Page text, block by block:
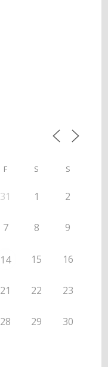
F S S
31 1 2
7 8 9
14 15 16
21 22 23
28 29 30